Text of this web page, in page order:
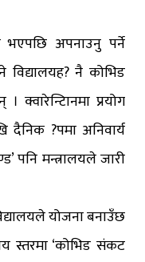
भएपछि अपनाउनु पर्ने
नै कोभिड
क्वारेन्टिानमा प्रयोग
दैनिक ?पमा अनिवार्य
पनि मन्त्रालयले जारी
योजना बनाउँछ
स्तरमा ‘कोभिड संकट